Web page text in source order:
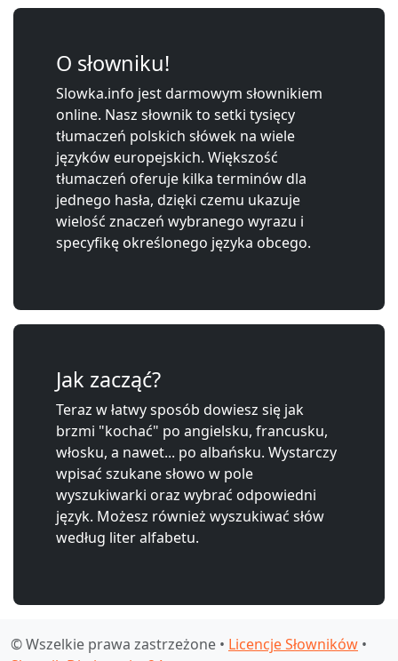
O słowniku!
Slowka.info jest darmowym słownikiem
online. Nasz słownik to setki tysięcy
tłumaczeń polskich słówek na wiele
języków europejskich. Większość
tłumaczeń oferuje kilka terminów dla
jednego hasła, dzięki czemu ukazuje
wielość znaczeń wybranego wyrazu i
specyfikę określonego języka obcego.
Jak zacząć?
Teraz w łatwy sposób dowiesz się jak
brzmi "kochać" po angielsku, francusku,
włosku, a nawet... po albańsku. Wystarczy
wpisać szukane słowo w pole
wyszukiwarki oraz wybrać odpowiedni
język. Możesz również wyszukiwać słów
według liter alfabetu.
© Wszelkie prawa zastrzeżone • Licencje Słowników •